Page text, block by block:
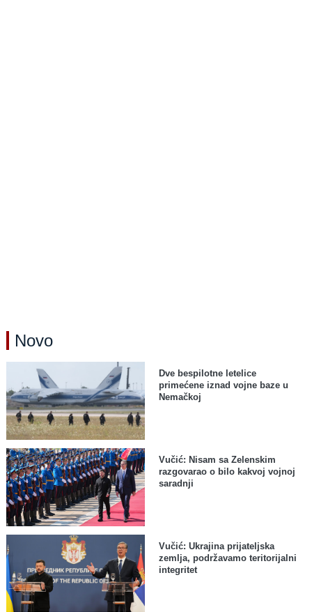
Novo
Dve bespilotne letelice
primećene iznad vojne baze u
Nemačkoj
Vučić: Nisam sa Zelenskim
razgovarao o bilo kakvoj vojnoj
saradnji
Vučić: Ukrajina prijateljska
zemlja, podržavamo teritorijalni
integritet